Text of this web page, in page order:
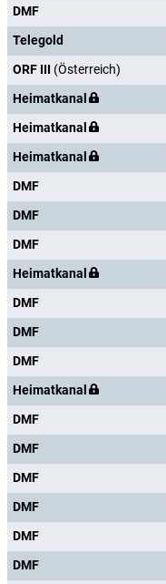
DMF
Telegold
ORF III (Österreich)
Heimatkanal
Heimatkanal
Heimatkanal
DMF
DMF
DMF
Heimatkanal
DMF
DMF
DMF
Heimatkanal
DMF
DMF
DMF
DMF
DMF
DMF